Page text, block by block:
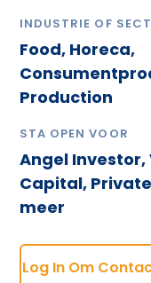
INDUSTRIE OF
Food, Horeca,
Production
STA OPEN VOOR
Angel Investor,
Capital,
meer
Log In Om